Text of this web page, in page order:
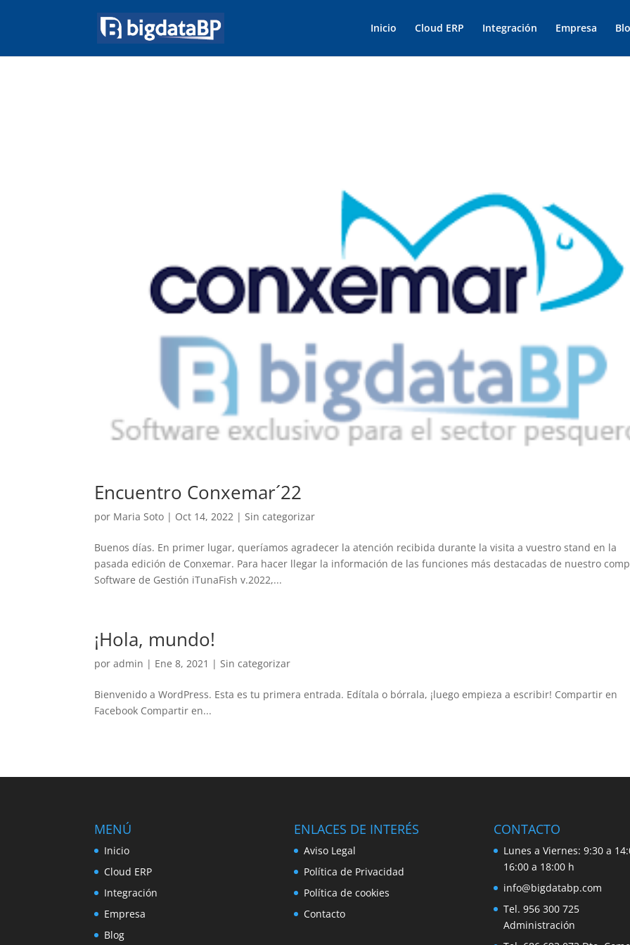
Inicio Cloud ERP Integración Empresa
Encuentro Conxemar´22
por Maria Soto | Oct 14, 2022 |Sin categorizar
Buenos días. En primer lugar, queríamos agradecer la atención recibida durante la visita a vuestro stand en la
pasada edición de Conxemar. Para hacer llegar la información de las funciones más destacadas de nuestro
Software de Gestión iTunaFish v.2022,...
¡Hola, mundo!
poradmin | Ene 8, 2021 |Sin categorizar
Bienvenido a WordPress. Esta es tu primera entrada. Edítala o bórrala, ¡luego empieza a escribir! Compartir en
Facebook Compartir en...
MENÚ
Inicio
Cloud ERP
Integración
Empresa
Blog
ENLACES DE INTERÉS
Aviso Legal
Política de Privacidad
Política de cookies
Contacto
CONTACTO
Lunes a Viernes: 9:30 a
16:00 a 18:00 h
info@bigdatabp.com
Tel. 956 300 725
Administración